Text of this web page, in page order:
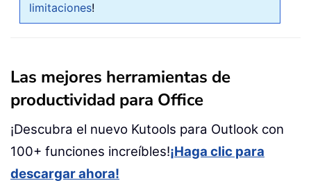
limitaciones!
Las mejores herramientas de
productividad para Office
¡Descubra el nuevo Kutools para Outlook con
100+ funciones increíbles!¡Haga clic para
descargar ahora!